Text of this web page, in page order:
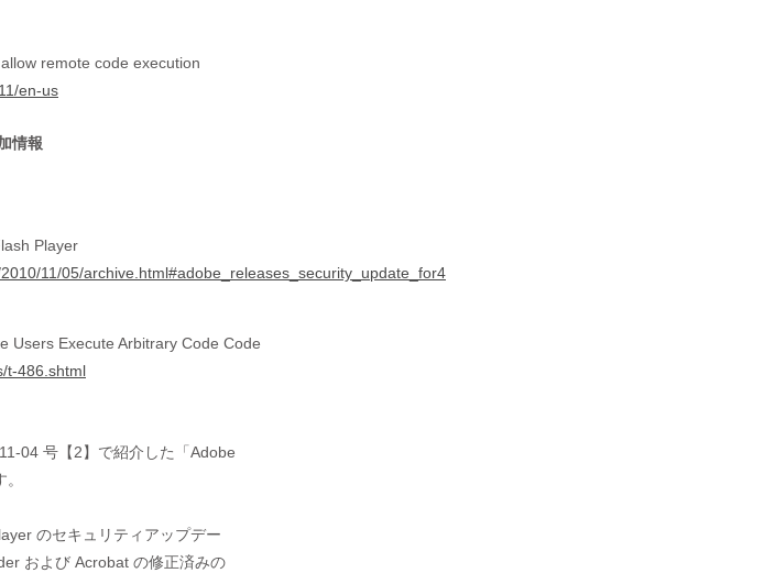
remote code execution
en-us
情報
Player
11/05/archive.html#adobe_releases_security_update_for4
Users Execute Arbitrary Code Code
t-486.shtml
04 号【2】で紹介した「Adobe
のセキュリティアップデー
および Acrobat の修正済みの